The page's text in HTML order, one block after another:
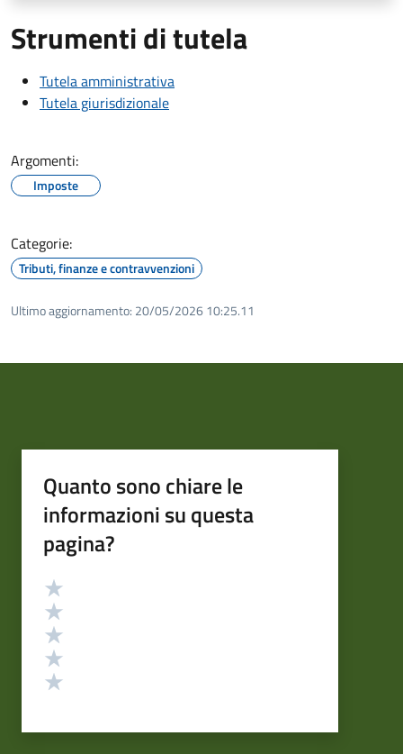
Strumenti di tutela
Tutela amministrativa
Tutela giurisdizionale
Argomenti:
Imposte
Categorie:
Tributi, finanze e contravvenzioni
Ultimo aggiornamento: 20/05/2026 10:25.11
Quanto sono chiare le
informazioni su questa
pagina?
Valutazione